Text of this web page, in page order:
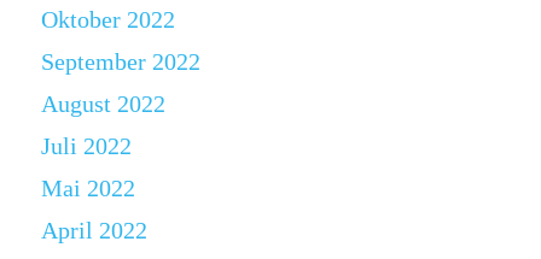
Oktober 2022
September 2022
August 2022
Juli 2022
Mai 2022
April 2022